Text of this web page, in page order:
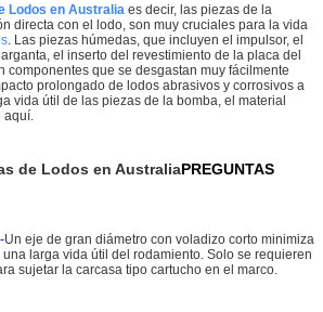
Lodos en Australia es decir, las piezas de la
directa con el lodo, son muy cruciales para la vida
. Las piezas húmedas, que incluyen el impulsor, el
el inserto del revestimiento de la placa del
componentes que se desgastan muy fácilmente
prolongado de lodos abrasivos y corrosivos a
vida útil de las piezas de la bomba, el material
aquí.
de Lodos en AustraliaPREGUNTAS
Un eje de gran diámetro con voladizo corto minimiza
larga vida útil del rodamiento. Solo se requieren
sujetar la carcasa tipo cartucho en el marco.